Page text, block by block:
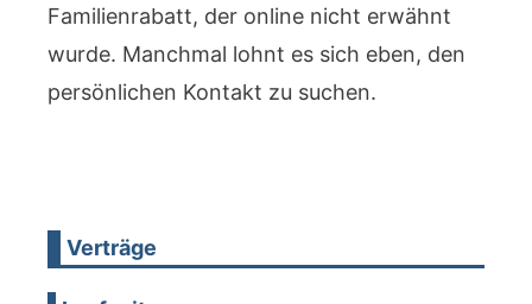
Familienrabatt, der online nicht erwähnt
wurde. Manchmal lohnt es sich eben, den
persönlichen Kontakt zu suchen.
Verträge